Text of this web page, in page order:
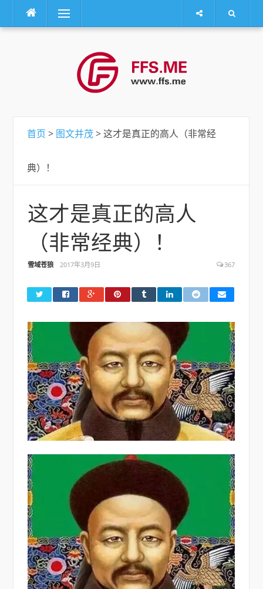
跳
菜单
首页 > 图文并茂> 这才是真正的高人（非常经
典）！
这才是真正的高人
（非常经典）！
雪域苍狼 2017年3月9日 367